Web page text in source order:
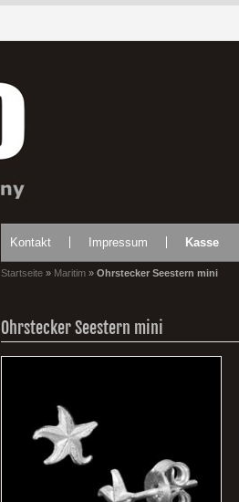
Kontakt Impressum Kasse
Startseite » Maritim » Ohrstecker Seestern mini
Ohrstecker Seestern mini